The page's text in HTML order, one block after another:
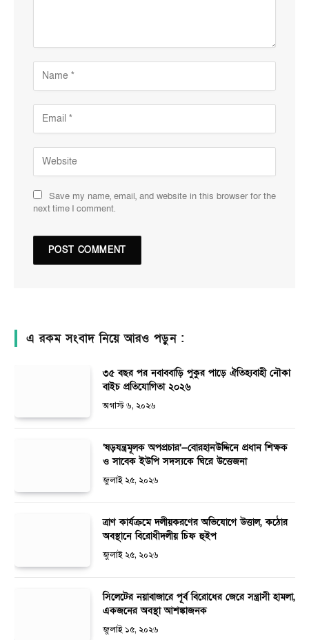
Save my name, email, and website in this browser for the
next time I comment.
এ রকম সংবাদ নিয়ে আরও পড়ুন :
৩৫ বছর পর নবাববাড়ি পুকুর পাড়ে ঐতিহ্যবাহী নৌকা
বাইচ প্রতিযোগিতা ২০২৬
অগাস্ট ৬, ২০২৬
‘ষড়যন্ত্রমূলক অপপ্রচার’—বোরহানউদ্দিনে প্রধান শিক্ষক
ও সাবেক ইউপি সদস্যকে ঘিরে উত্তেজনা
জুলাই ২৫, ২০২৬
ত্রাণ কার্যক্রমে দলীয়করণের অভিযোগে উত্তাল, কঠোর
অবস্থানে বিরোধীদলীয় চিফ হুইপ
জুলাই ২৫, ২০২৬
সিলেটের নয়াবাজারে পূর্ব বিরোধের জেরে সন্ত্রাসী হামলা,
একজনের অবস্থা আশঙ্কাজনক
জুলাই ১৫, ২০২৬